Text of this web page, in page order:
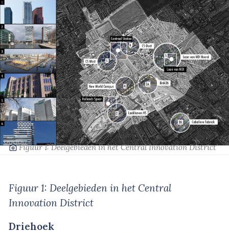
‘Figuur 1: Deelgebieden in het Central Innovation District’
Figuur 1: Deelgebieden in het Central
Innovation District
Driehoek